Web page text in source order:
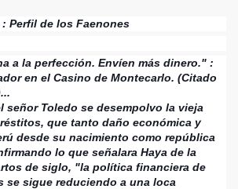
: Perfil de los Faenones
a la perfección. Envíen más dinero." :
en el Casino de Montecarlo. (Citado
señor Toledo se desempolvo la vieja
que tanto daño económica y
desde su nacimiento como república
lo que señalara Haya de la
de siglo, "la política financiera de
se sigue reduciendo a una loca